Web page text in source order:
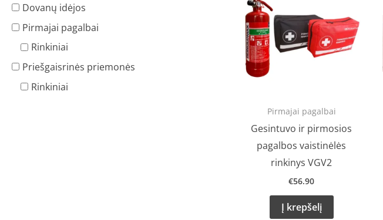
Dovanų idėjos
Pirmajai pagalbai
Rinkiniai
Priešgaisrinės priemonės
Rinkiniai
Pirmajai pagalbai
Gesintuvo ir pirmosios
pagalbos vaistinėlės
rinkinys VGV2
€56.90
Į krepšelį